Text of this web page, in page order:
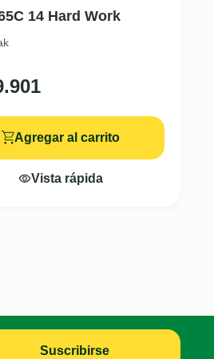
14 Hard Work
Agregar al carrito
Vista rápida
Suscribirse